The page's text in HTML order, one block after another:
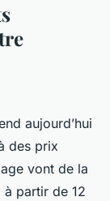
aujourd’hui
des prix
vont de la
à partir de 12